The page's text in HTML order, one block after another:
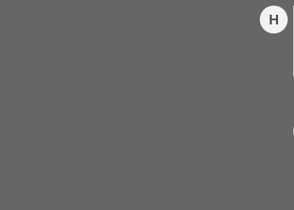
H